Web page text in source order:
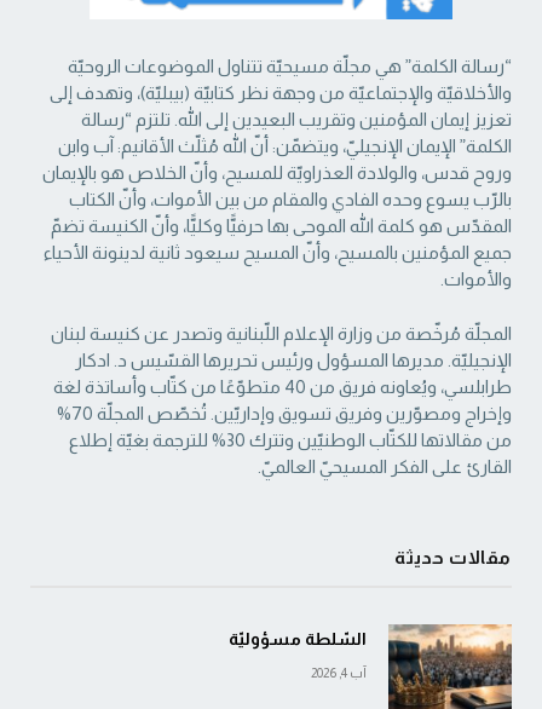
“رسالة الكلمة” هي مجلّة مسيحيّة تتناول الموضوعات الروحيّة
والأخلاقيّة والإجتماعيّة من ‏وجهة نظر كتابيّة (بيبليّة)، وتهدف إلى
تعزيز إيمان المؤمنين وتقريب البعيدين إلى الله. تلتزم “رسالة
‏الكلمة” الإيمان الإنجيليّ، ويتضمّن: أنّ الله مُثلّث الأقانيم: آب وابن
وروح قدس، والولادة العذراويّة ‏للمسيح، وأنّ الخلاص هو بالإيمان
بالرّب يسوع وحده الفادي والمقام من بين الأموات، وأنّ الكتاب
‏المقدّس هو كلمة الله الموحى بها حرفيًّا وكليًّا، وأنّ الكنيسة تضمّ
جميع المؤمنين بالمسيح، وأنّ المسيح ‏سيعود ثانية لدينونة الأحياء
والأموات. ‏
المجلّة مُرخّصة من وزارة الإعلام اللّبنانية وتصدر عن كنيسة لبنان
الإنجيليّة. مديرها المسؤول ‏ورئيس تحريرها القسّيس د. ادكار
طرابلسي، ويُعاونه فريق من 40 متطوّعًا من كتّاب وأساتذة لغة
‏وإخراج ومصوّرين وفريق تسويق وإداريّين. تُخصّص المجلّة 70%
من مقالاتها للكتّاب الوطنيّين ‏وتترك 30% للترجمة بغيّة إطلاع
القارئ على الفكر المسيحيّ العالميّ.‏
مقالات حديثة
السّلطة مسؤوليّة
آب 4, 2026